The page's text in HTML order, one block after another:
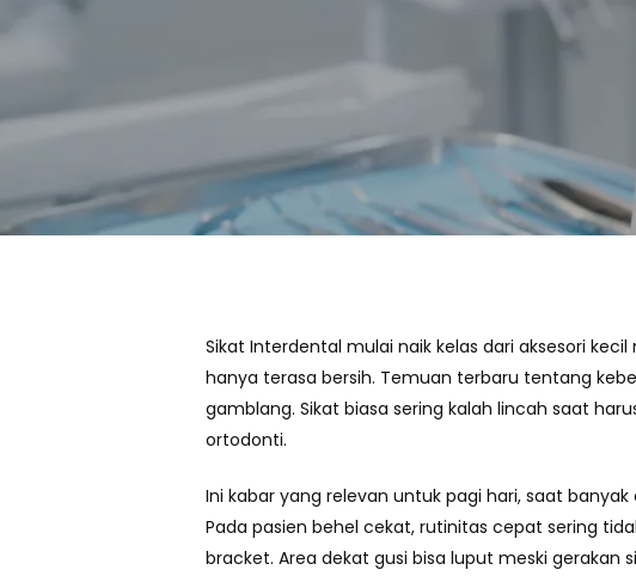
Sikat Interdental mulai naik kelas dari aksesori
hanya terasa bersih. Temuan terbaru tentang
gamblang. Sikat biasa sering kalah lincah saat
ortodonti.
Ini kabar yang relevan untuk pagi hari, saat
Pada pasien behel cekat, rutinitas cepat sering
bracket. Area dekat gusi bisa luput meski